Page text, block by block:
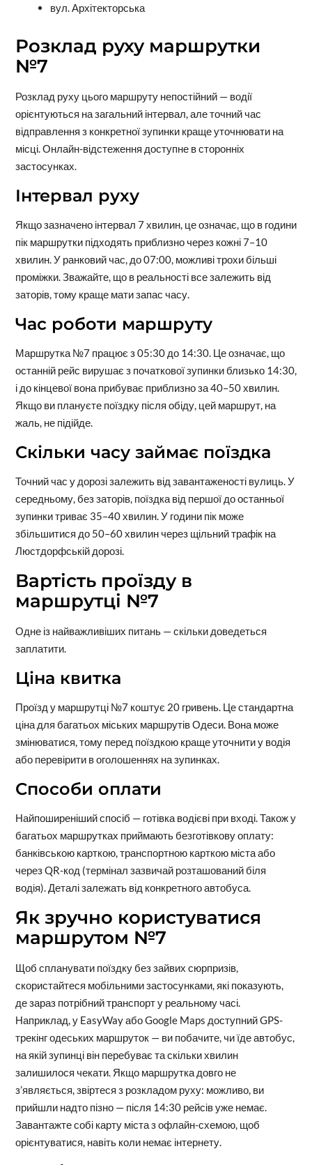
вул. Архітекторська
Розклад руху маршрутки
№7
Розклад руху цього маршруту непостійний — водії
орієнтуються на загальний інтервал, але точний час
відправлення з конкретної зупинки краще уточнювати на
місці. Онлайн-відстеження доступне в сторонніх
застосунках.
Інтервал руху
Якщо зазначено інтервал 7 хвилин, це означає, що в години
пік маршрутки підходять приблизно через кожні 7–10
хвилин. У ранковий час, до 07:00, можливі трохи більші
проміжки. Зважайте, що в реальності все залежить від
заторів, тому краще мати запас часу.
Час роботи маршруту
Маршрутка №7 працює з 05:30 до 14:30. Це означає, що
останній рейс вирушає з початкової зупинки близько 14:30,
і до кінцевої вона прибуває приблизно за 40–50 хвилин.
Якщо ви плануєте поїздку після обіду, цей маршрут, на
жаль, не підійде.
Скільки часу займає поїздка
Точний час у дорозі залежить від завантаженості вулиць. У
середньому, без заторів, поїздка від першої до останньої
зупинки триває 35–40 хвилин. У години пік може
збільшитися до 50–60 хвилин через щільний трафік на
Люстдорфській дорозі.
Вартість проїзду в
маршрутці №7
Одне із найважливіших питань — скільки доведеться
заплатити.
Ціна квитка
Проїзд у маршрутці №7 коштує 20 гривень. Це стандартна
ціна для багатьох міських маршрутів Одеси. Вона може
змінюватися, тому перед поїздкою краще уточнити у водія
або перевірити в оголошеннях на зупинках.
Способи оплати
Найпоширеніший спосіб — готівка водієві при вході. Також у
багатьох маршрутках приймають безготівкову оплату:
банківською карткою, транспортною карткою міста або
через QR-код (термінал зазвичай розташований біля
водія). Деталі залежать від конкретного автобуса.
Як зручно користуватися
маршрутом №7
Щоб спланувати поїздку без зайвих сюрпризів,
скористайтеся мобільними застосунками, які показують,
де зараз потрібний транспорт у реальному часі.
Наприклад, у EasyWay або Google Maps доступний GPS-
трекінг одеських маршруток — ви побачите, чи їде автобус,
на якій зупинці він перебуває та скільки хвилин
залишилося чекати. Якщо маршрутка довго не
з’являється, звіртеся з розкладом руху: можливо, ви
прийшли надто пізно — після 14:30 рейсів уже немає.
Завантажте собі карту міста з офлайн-схемою, щоб
орієнтуватися, навіть коли немає інтернету.